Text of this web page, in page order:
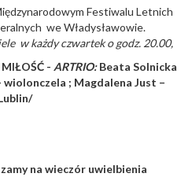
Festiwalu Letnich
we Władysławowie.
w każdy czwartek o godz. 20.00,
- ARTRIO:Beata Solnicka
wiolonczela ; Magdalena Just –
na wieczór uwielbienia